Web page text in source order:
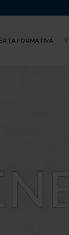
FORMATIVA